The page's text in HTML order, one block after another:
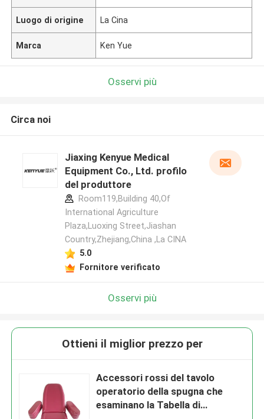
Luogo di origine La Cina
Marca Ken Yue
Osservi più
Circa noi
Jiaxing Kenyue Medical
Equipment Co., Ltd. profilo
del produttore
Room119,Building 40,Of
International Agriculture
Plaza,Luoxing Street,Jiashan
Country,Zhejiang,China ,La CINA
5.0
Fornitore verificato
Osservi più
Ottieni il miglior prezzo per
Accessori rossi del tavolo
operatorio della spugna che
esaminano la Tabella di